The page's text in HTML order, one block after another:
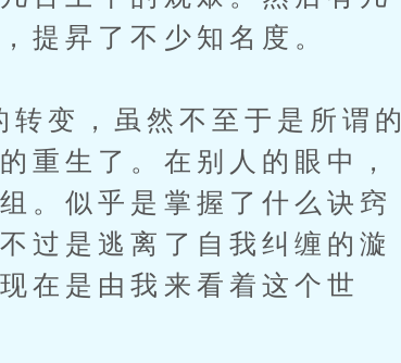
提昇了不少知名度。
变，虽然不至于是所谓的
重生了。在别人的眼中，
。似乎是掌握了什么诀窍
过是逃离了自我纠缠的漩
在是由我来看着这个世